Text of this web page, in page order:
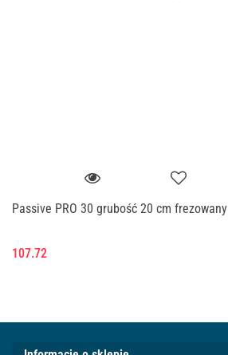
Passive PRO 30 grubość 20 cm frezowany
107.72